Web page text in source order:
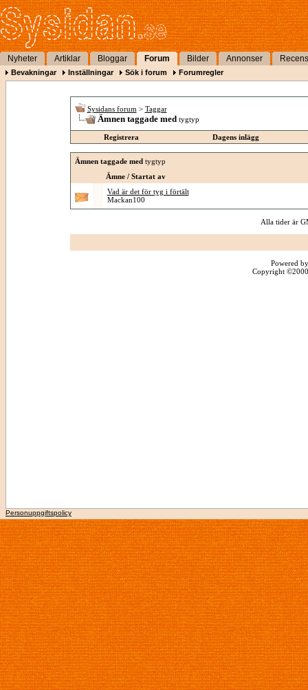
Nyheter Artiklar Bloggar Forum Bilder Annonser
Bevakningar Inställningar Sök i forum Forumregler
Sysidans forum > Taggar
Ämnen taggade med tygtyp
Registrera Dagens inlägg
Ämnen taggade med tygtyp
Ämne / Startat av
Vad är det för tyg i förtält
Mackan100
Alla tider är
Powered
Copyright
Personuppgiftspolicy